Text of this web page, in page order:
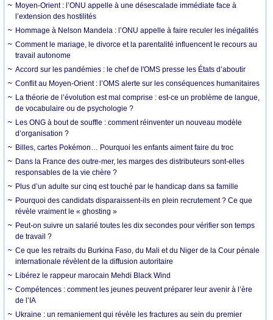
Moyen-Orient : l’ONU appelle à une désescalade immédiate face à
l’extension des hostilités
Hommage à Nelson Mandela : l’ONU appelle à faire reculer les inégalités
Comment le mariage, le divorce et la parentalité influencent le recours au
travail autonome
Accord sur les pandémies : le chef de l'OMS presse les États d’aboutir
Conflit au Moyen-Orient : l’OMS alerte sur les conséquences humanitaires
La théorie de l’évolution est mal comprise : est-ce un problème de langue,
de vocabulaire ou de psychologie ?
Les ONG à bout de souffle : comment réinventer un nouveau modèle
d’organisation ?
Billes, cartes Pokémon… Pourquoi les enfants aiment faire du troc
Dans la France des outre-mer, les marges des distributeurs sont-elles
responsables de la vie chère ?
Plus d’un adulte sur cinq est touché par le handicap dans sa famille
Pourquoi des candidats disparaissent-ils en plein recrutement ? Ce que
révèle vraiment le « ghosting »
Peut-on suivre un salarié toutes les dix secondes pour vérifier son temps
de travail ?
Ce que les retraits du Burkina Faso, du Mali et du Niger de la Cour pénale
internationale révèlent de la diffusion autoritaire
Libérez le rappeur marocain Mehdi Black Wind
Compétences : comment les jeunes peuvent préparer leur avenir à l’ère
de l’IA
Ukraine : un remaniement qui révèle les fractures au sein du premier